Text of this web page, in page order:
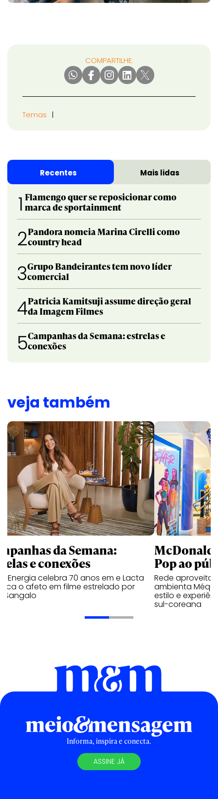
COMPARTILHE:
Temas
Recentes Mais lidas
1 Flamengo quer se reposicionar como
marca de sportainment
2Pandora nomeia Marina Cirelli como
country head
3Grupo Bandeirantes tem novo líder
comercial
4Patricia Kamitsuji assume direção geral
da Imagem Filmes
5Campanhas da Semana: estrelas e
conexões
veja também
da Semana:
e conexões
Energia celebra 70 anos em e Lacta
o afeto em filme estrelado por
Sangalo
Pop ao
Rede aproveita
ambienta Méqui
estilo e
sul-coreana
Informa, inspira e conecta.
ASSINE JÁ